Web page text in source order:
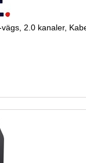
2.0 kanaler,